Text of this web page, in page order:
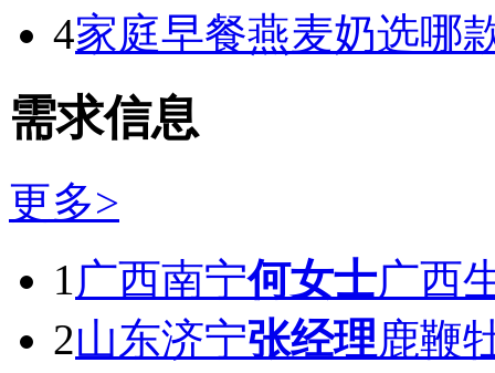
4家庭早餐燕麦奶选哪
需求信息
更多>
1广西南宁何女士广西
2山东济宁张经理鹿鞭